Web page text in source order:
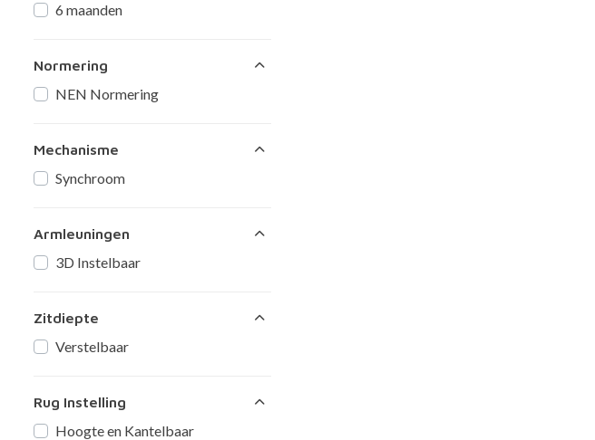
6 maanden
Normering
NEN Normering
Mechanisme
Synchroom
Armleuningen
3D Instelbaar
Zitdiepte
Verstelbaar
Rug Instelling
Hoogte en Kantelbaar